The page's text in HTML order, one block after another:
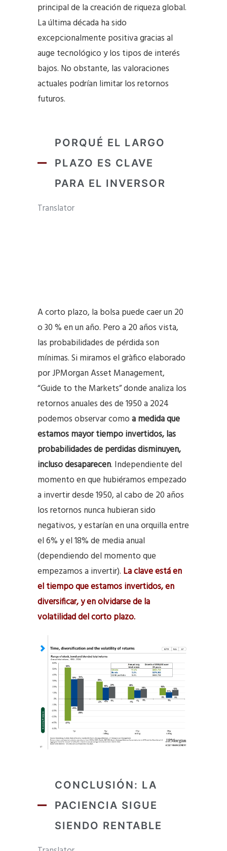
principal de la creación de riqueza global.
La última década ha sido
excepcionalmente positiva gracias al
auge tecnológico y los tipos de interés
bajos. No obstante, las valoraciones
actuales podrían limitar los retornos
futuros.
PORQUÉ EL LARGO
PLAZO ES CLAVE
PARA EL INVERSOR
Translator
A corto plazo, la bolsa puede caer un 20
o 30 % en un año. Pero a 20 años vista,
las probabilidades de pérdida son
mínimas. Si miramos el gràfico elaborado
por JPMorgan Asset Management,
“Guide to the Markets” donde analiza los
retornos anuales des de 1950 a 2024
podemos observar comoa medida que
estamos mayor tiempo invertidos, las
probabilidades de perdidas disminuyen,
incluso desaparecen. Independiente del
momento en que hubiéramos empezado
a invertir desde 1950, al cabo de 20 años
los retornos nunca hubieran sido
negativos, y estarían en una orquilla entre
el 6% y el 18% de media anual
(dependiendo del momento que
empezamos a invertir). La clave está en
el tiempo que estamos invertidos, en
diversificar, y en olvidarse de la
volatilidad del corto plazo.
CONCLUSIÓN: LA
PACIENCIA SIGUE
SIENDO RENTABLE